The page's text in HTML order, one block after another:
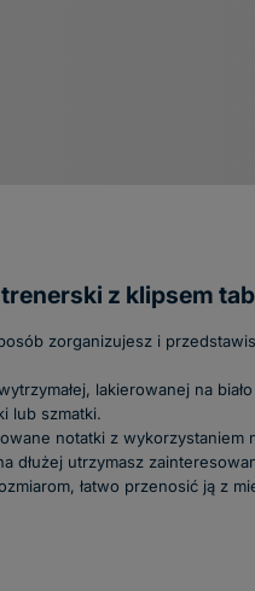
z klipsem
zorganizujesz i
lakierowanej na
lub szmatki.
notatki z
dłużej utrzymasz
łatwo przenosić ją z